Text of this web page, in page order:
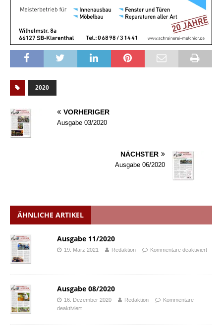
2020
VORHERIGER
Ausgabe 03/2020
NÄCHSTER
Ausgabe 06/2020
ÄHNLICHE ARTIKEL
Ausgabe 11/2020
19. März 2021 Redaktion Kommentare deaktiviert
Ausgabe 08/2020
16. Dezember 2020 Redaktion
Kommentare
deaktiviert